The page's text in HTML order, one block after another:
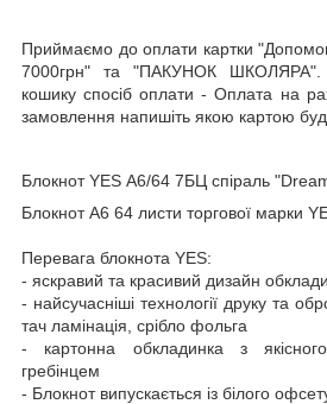
Приймаємо до оплати картки
7000грн" та "ПАКУНОК ШКОЛЯРА".
кошику спосіб оплати - Оплата на
замовлення напишіть якою картою
Блокнот YES А6/64 7БЦ спіраль
Блокнот А6 64 листи торгової марки
Перевага блокнота YES:
- яскравий та красивий дизайн
- найсучасніші технології друку та
тач ламінація, срібло фольга
- картонна обкладинка з
гребінцем
- Блокнот випускається із білого